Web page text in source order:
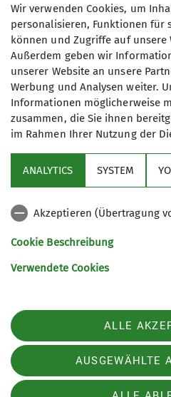
Dass das ursprüngliche
Schwarzhanskarspitze bei
Wetterprognose keinen
klar. Aber ganz absagen?
Nachdem der
Sonntag nur noch geringe
prognostizierte, musste
gefunden werden.
Die Wahl fiel dann auf
besuchtes Ziel und nicht
Wahl für eine
Bei leichtem Nieselregen
Breitenberges. Der nasse,
Weg führte kurzweilig über
Ostlerhütte.
Nach der Mittagspause in
Wir verwenden Cookies, um
personalisieren, Funktionen für
können und Zugriffe auf unsere
Außerdem geben wir
unserer Website an unsere
Werbung und Analysen weiter.
Informationen möglicherweise
zusammen, die Sie ihnen
im Rahmen Ihrer Nutzung der
ANALYTICS SYSTEM
Akzeptieren (Übertragung
Cookie Beschreibung
Verwendete Cookies
ALLE
AUSGEWÄHLTE